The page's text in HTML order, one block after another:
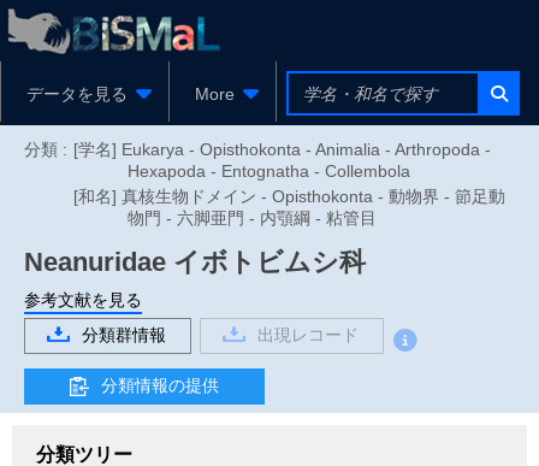
データを見る More
分類 : [学名] Eukarya - Opisthokonta - Animalia - Arthropoda -
Hexapoda - Entognatha - Collembola
[和名] 真核生物ドメイン - Opisthokonta - 動物界 - 節足動
物門 - 六脚亜門 - 内顎綱 - 粘管目
Neanuridae イボトビムシ科
参考文献を見る
分類群情報
出現レコード
分類情報の提供
分類ツリー